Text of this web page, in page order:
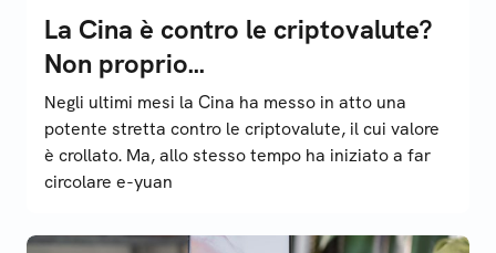
La Cina è contro le criptovalute?
Non proprio...
Negli ultimi mesi la Cina ha messo in atto una
potente stretta contro le criptovalute, il cui valore
è crollato. Ma, allo stesso tempo ha iniziato a far
circolare e-yuan